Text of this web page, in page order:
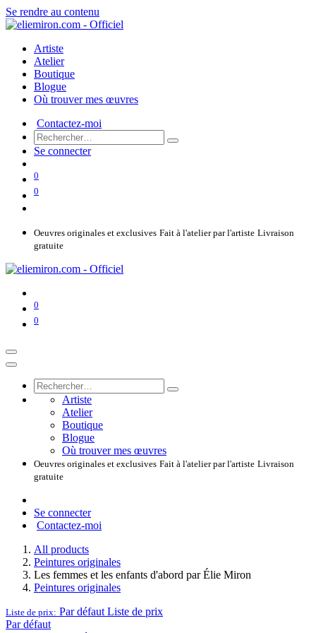
Se rendre au contenu
Artiste
Atelier
Boutique
Blogue
Où trouver mes œuvres
Contactez-moi
Se connecter
0
0
Oeuvres originales et exclusives Fait à l'atelier par l'artiste Livraison
gratuite
0
0
Artiste
Atelier
Boutique
Blogue
Où trouver mes œuvres
Oeuvres originales et exclusives Fait à l'atelier par l'artiste Livraison
gratuite
Se connecter
Contactez-moi
All products
Peintures originales
Les femmes et les enfants d'abord par Élie Miron
Peintures originales
Liste de prix: Par défaut Liste de prix
Par défaut